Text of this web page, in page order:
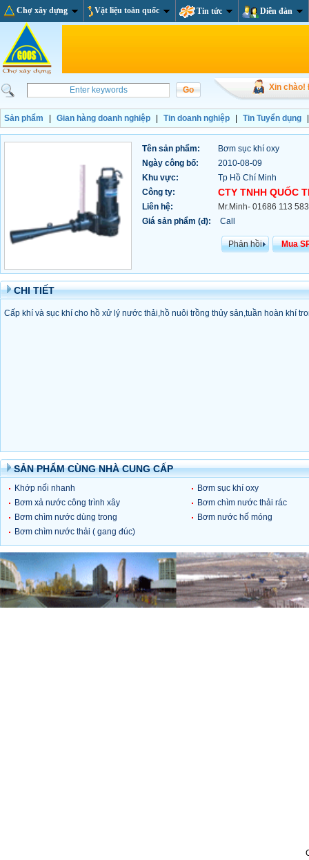
Chợ xây dựng Vật liệu toàn quốc Tin tức Diễn đàn
Xin chào!
Sản phẩm Gian hàng doanh nghiệp Tin doanh nghiệp Tin Tuyển dụng
Tên sản phẩm:
Bơm sục khí oxy
Ngày công bố:
2010-08-09
Khu vực:
Tp Hồ Chí Minh
Công ty:
CTY TNHH QUỐC
Liên hệ:
Mr.Minh- 01686 113 583
Giá sản phẩm (đ):
Call
Phản hồi Mua
CHI TIẾT
Cấp khí và sục khí cho hồ xử lý nước thải,hồ nuôi trồng thủy sản,tuần hoàn khí
SẢN PHẨM CÙNG NHÀ CUNG CẤP
Khớp nối nhanh
Bơm sục khí oxy
Bơm xả nước công trình xây
dựng,bơm hút cát
Bơm chìm nước thải rác
Bơm chìm nước dùng trong
nuôi trồng,tưới tiêu
Bơm nước hố móng
Bơm chìm nước thải ( gang đúc)